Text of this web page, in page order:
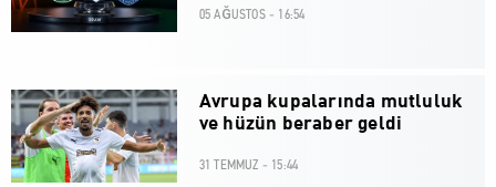
05 AĞUSTOS - 16:54
Avrupa kupalarında mutluluk
ve hüzün beraber geldi
31 TEMMUZ - 15:44